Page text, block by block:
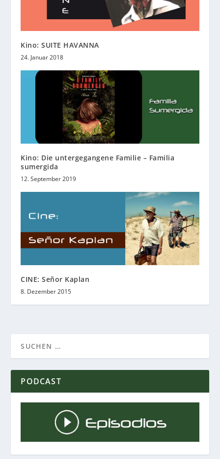
Kino: SUITE HAVANNA
24. Januar 2018
Kino: Die untergegangene Familie – Familia
sumergida
12. September 2019
CINE: Señor Kaplan
8. Dezember 2015
PODCAST